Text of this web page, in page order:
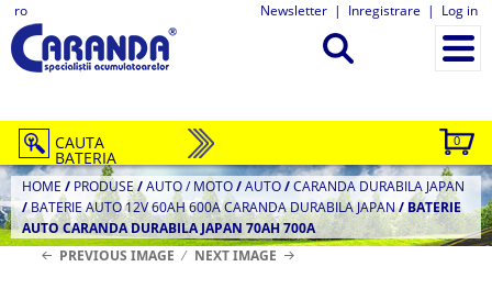
ro Newsletter | Inregistrare | Log in
0
CAUTA
BATERIA
HOME / PRODUSE/AUTO / MOTO/AUTO/CARANDA DURABILA JAPAN
/BATERIE AUTO 12V 60AH 600A CARANDA DURABILA JAPAN/BATERIE
AUTO CARANDA DURABILA JAPAN 70AH 700A
PREVIOUS IMAGE
NEXT IMAGE